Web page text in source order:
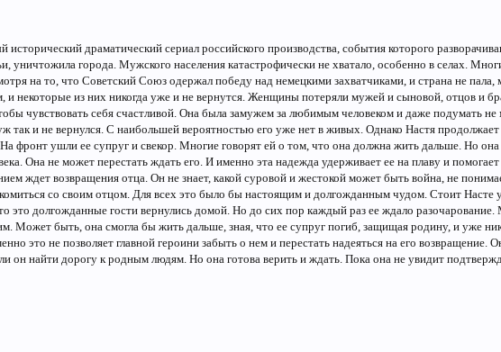
исторический драматический сериал российского производства, события которого
уничтожила города. Мужского населения катастрофически не хватало, особенно в селах.
на то, что Советский Союз одержал победу над немецкими захватчиками, и страна не
и некоторые из них никогда уже и не вернутся. Женщины потеряли мужей и сыновой, отцов и
чувствовать себя счастливой. Она была замужем за любимым человеком и даже подумать
так и не вернулся. С наибольшей вероятностью его уже нет в живых. Однако Настя
На фронт ушли ее супруг и свекор. Многие говорят ей о том, что она должна жить дальше. Но
Она не может перестать ждать его. И именно эта надежда удерживает ее на плаву и
ждет возвращения отца. Он не знает, какой суровой и жестокой может быть война, не
со своим отцом. Для всех это было бы настоящим и долгожданным чудом. Стоит
это долгожданные гости вернулись домой. Но до сих пор каждый раз ее ждало
Может быть, она смогла бы жить дальше, зная, что ее супруг погиб, защищая родину, и уже
это не позволяет главной героини забыть о нем и перестать надеяться на его
он найти дорогу к родным людям. Но она готова верить и ждать. Пока она не увидит